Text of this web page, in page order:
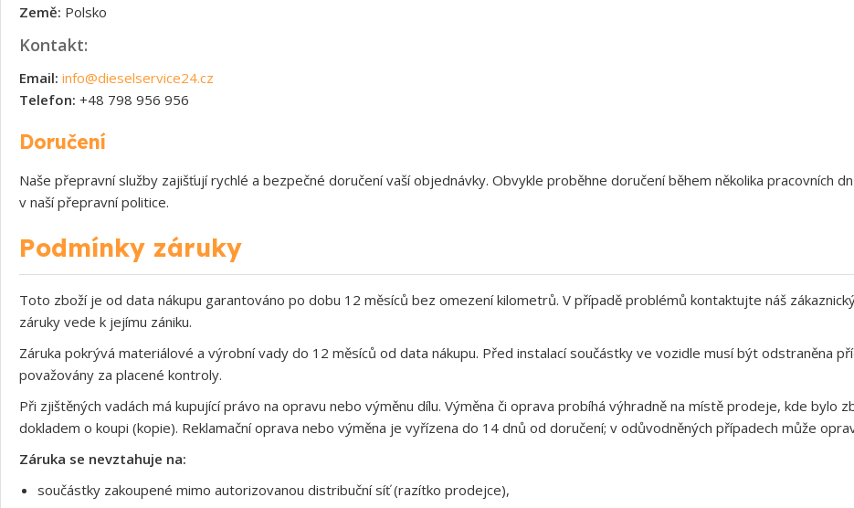
Země: Polsko
Kontakt:
Email: info@dieselservice24.cz
Telefon: +48 798 956 956
Doručení
Naše přepravní služby zajišťují rychlé a bezpečné doručení vaší objednávky. Obvykle proběhne doručení během několika pracovních
v naší přepravní politice.
Podmínky záruky
Toto zboží je od data nákupu garantováno po dobu 12 měsíců bez omezení kilometrů. V případě problémů kontaktujte náš
záruky vede k jejímu zániku.
Záruka pokrývá materiálové a výrobní vady do 12 měsíců od data nákupu. Před instalací součástky ve vozidle musí být odstraněna
považovány za placené kontroly.
Při zjištěných vadách má kupující právo na opravu nebo výměnu dílu. Výměna či oprava probíhá výhradně na místě prodeje, kde bylo
dokladem o koupi (kopie). Reklamační oprava nebo výměna je vyřízena do 14 dnů od doručení; v odůvodněných případech může
Záruka se nevztahuje na:
součástky zakoupené mimo autorizovanou distribuční síť (razítko prodejce),